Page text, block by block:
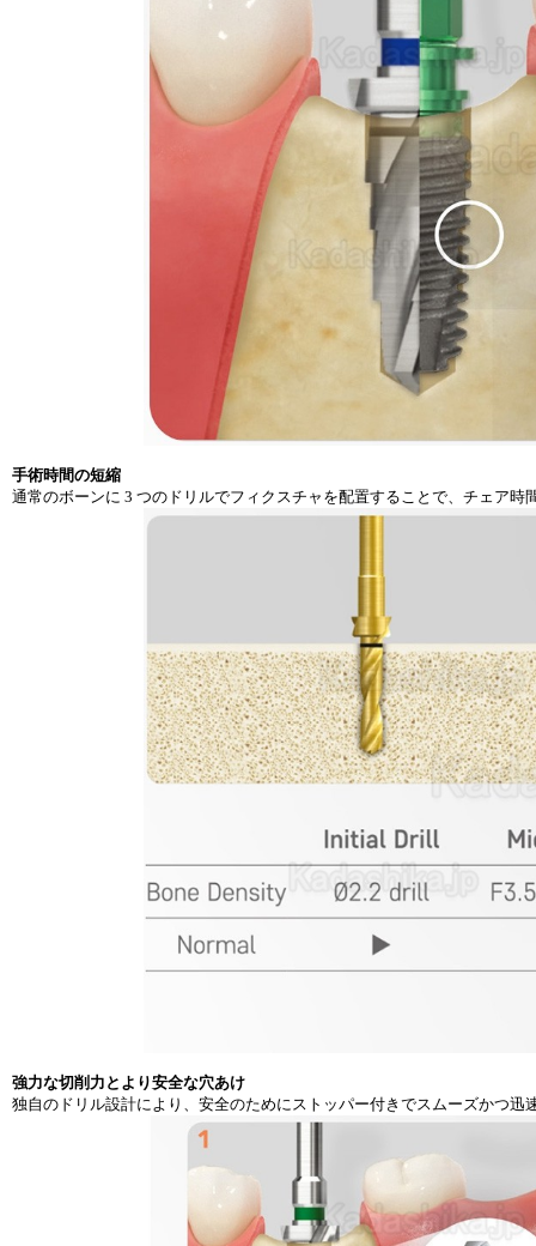
手術時間の短縮
通常のボーンに 3 つのドリルでフィクスチャを配置することで、チェア時
強力な切削力とより安全な穴あけ
独自のドリル設計により、安全のためにストッパー付きでスムーズかつ迅